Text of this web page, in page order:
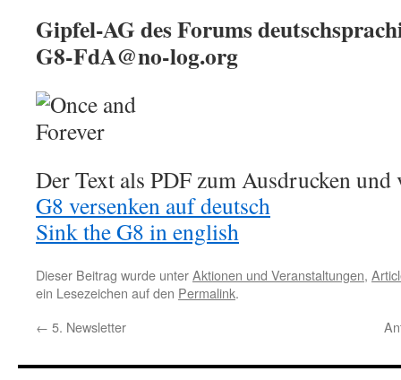
Gipfel-AG des Forums
G8-FdA@no-log.org
Der Text als PDF zum Ausdrucken und
G8 versenken auf deutsch
Sink the G8 in english
Dieser Beitrag wurde unterAktionen und Veranstaltungen,
ein Lesezeichen auf den Permalink.
← 5. Newsletter